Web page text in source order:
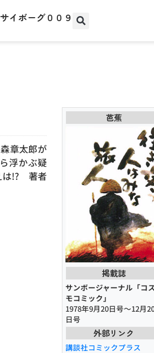
サイボーグ００９
章太郎が
浮かぶ疑
は!? 著者
芭蕉
掲載誌
サンボージャーナル「コス
モコミック」
1978年9月20日号～12月
日号
外部リンク
講談社コミックプラス